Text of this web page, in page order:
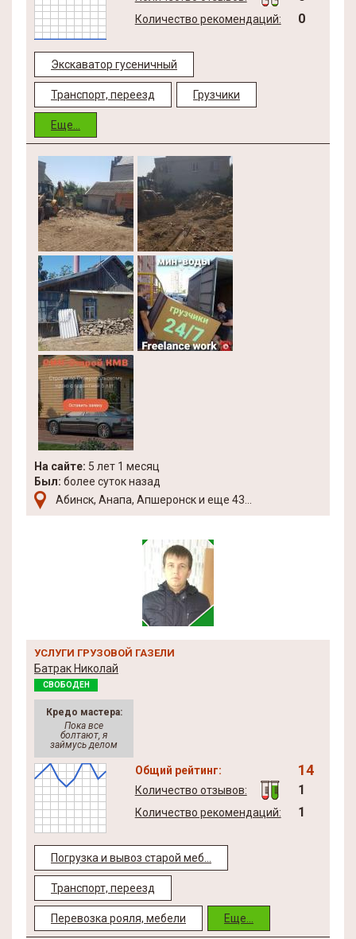
Количество рекомендаций: 0
Экскаватор гусеничный
Транспорт, переезд Грузчики
Еще...
На сайте: 5 лет 1 месяц
Был: более суток назад
Абинск, Анапа, Апшеронск и еще 43...
УСЛУГИ ГРУЗОВОЙ ГАЗЕЛИ
Батрак Николай
СВОБОДЕН
Кредо мастера:
Пока все
болтают, я
займусь делом
Общий рейтинг: 14
Количество отзывов: 1
Количество рекомендаций: 1
Погрузка и вывоз старой меб...
Транспорт, переезд
Перевозка рояля, мебели Еще...